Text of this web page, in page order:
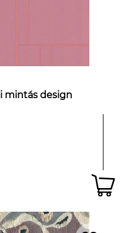
mintás design